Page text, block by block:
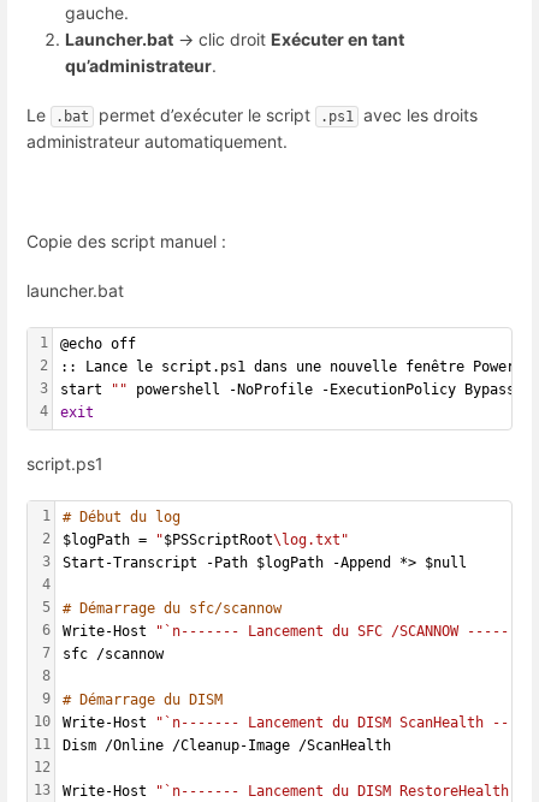
gauche.
Launcher.bat → clic droit Exécuter en tant
qu’administrateur.
Le .bat permet d’exécuter le script .ps1
avec les droits
administrateur automatiquement.
Copie des script manuel :
launcher.bat
1
2
3
4
@echo off
:: Lance le script.ps1 dans une nouvelle fenêtre
start
"" powershell -NoProfile -ExecutionPolicy Bypass
exit
script.ps1
1
2
3
4
5
6
7
8
9
10
11
12
13
# Début du log
$logPath =
"$PSScriptRoot\log.txt"
Start-Transcript -Path $logPath -Append *> $null
# Démarrage du sfc/scannow
Write-Host
"`n------- Lancement du SFC /SCANNOW -------
sfc /scannow
# Démarrage du DISM
Write-Host
"`n------- Lancement du DISM ScanHealth
Dism /Online /Cleanup-Image /ScanHealth
Write-Host
"`n------- Lancement du DISM RestoreHealth